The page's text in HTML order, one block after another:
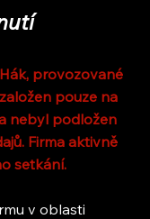
provozované
pouze na
nebyl podložen
Firma aktivně
setkání.
v oblasti